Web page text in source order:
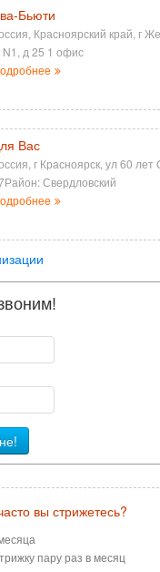
Бьюти
Красноярский край, г
N1, д 25 1 офис
Вас
г Красноярск, ул 60 лет
Свердловский
вы стрижетесь?
пару раз в месяц